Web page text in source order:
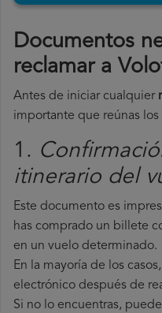
Documentos
reclamar a
Antes de iniciar cualquier
importante que reúnas
1.
itinerario del
Este documento es
has comprado un billete
en un vuelo determinado.
En la mayoría de los
electrónico después de
Si no lo encuentras,